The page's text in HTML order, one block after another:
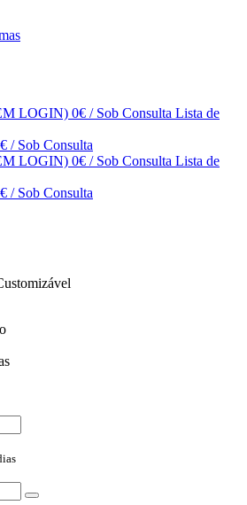
LOGIN) 0€ / Sob Consulta Lista de
/ Sob Consulta
LOGIN) 0€ / Sob Consulta Lista de
/ Sob Consulta